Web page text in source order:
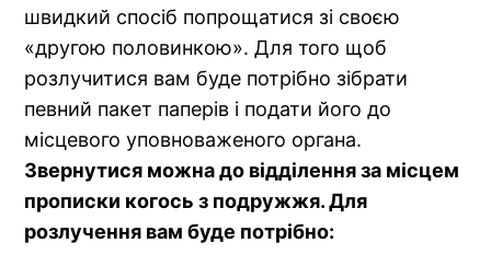
швидкий спосіб попрощатися зі своєю
«другою половинкою». Для того щоб
розлучитися вам буде потрібно зібрати
певний пакет паперів і подати його до
місцевого уповноваженого органа.
Звернутися можна до відділення за місцем
прописки когось з подружжя. Для
розлучення вам буде потрібно: